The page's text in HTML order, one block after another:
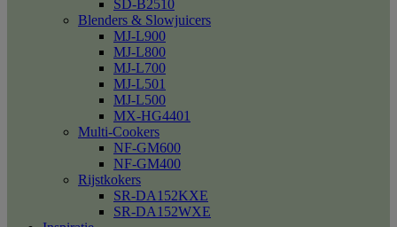
SD-B2510
Blenders & Slowjuicers
MJ-L900
MJ-L800
MJ-L700
MJ-L501
MJ-L500
MX-HG4401
Multi-Cookers
NF-GM600
NF-GM400
Rijstkokers
SR-DA152KXE
SR-DA152WXE